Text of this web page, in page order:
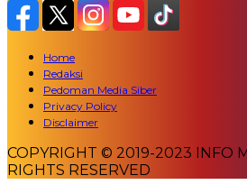
Home
Redaksi
Pedoman Media Siber
Privacy Policy
Disclaimer
COPYRIGHT © 2019-2023 INFO
RIGHTS RESERVED